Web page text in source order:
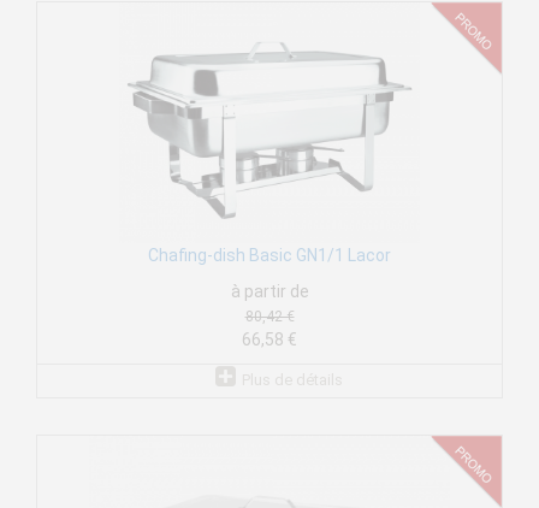
Chafing-dish Basic GN1/1 Lacor
à partir de
80,42 €
66,58 €